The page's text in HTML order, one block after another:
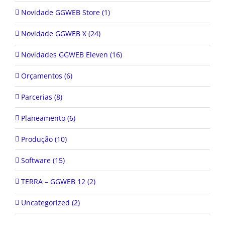
Novidade GGWEB Store (1)
Novidade GGWEB X (24)
Novidades GGWEB Eleven (16)
Orçamentos (6)
Parcerias (8)
Planeamento (6)
Produção (10)
Software (15)
TERRA – GGWEB 12 (2)
Uncategorized (2)